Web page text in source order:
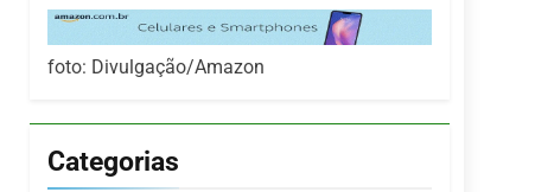
foto: Divulgação/Amazon
Categorias